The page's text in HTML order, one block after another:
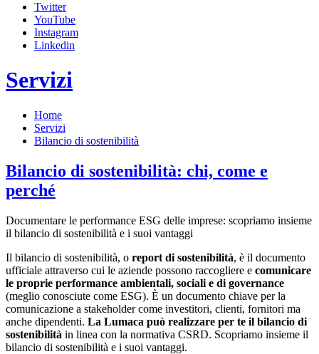
Twitter
YouTube
Instagram
Linkedin
Servizi
Home
Servizi
Bilancio di sostenibilità
Bilancio di sostenibilità: chi, come e
perché
Documentare le performance ESG delle imprese: scopriamo insieme
il bilancio di sostenibilità e i suoi vantaggi
Il bilancio di sostenibilità, o report di sostenibilità, è il documento
ufficiale attraverso cui le aziende possono raccogliere e comunicare
le proprie performance ambientali, sociali e di governance
(meglio conosciute come ESG). È un documento chiave per la
comunicazione a stakeholder come investitori, clienti, fornitori ma
anche dipendenti. La Lumaca può realizzare per te il bilancio di
sostenibilità in linea con la normativa CSRD. Scopriamo insieme il
bilancio di sostenibilità e i suoi vantaggi.